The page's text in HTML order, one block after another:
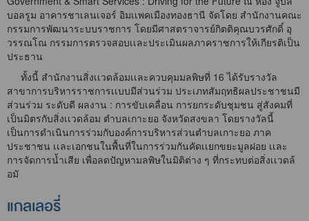
บอลรูม อาคารชาเลนเจอร์ อิมเเพคเมืองทองธานี จัดโดย สำนักงานคณะ
กรรมการพัฒนาระบบราชการ โดยมีศาสตราจารย์กิตติคุณบวรศักดิ์ อุ
วรรณโณ กรรมการตรวจสอบเเละประเมินผลภาคราชการให้เกียรติเป็น
ประธาน
ทั้งนี้ สำนักงานสิ่งเเวดล้อมเเละควบคุมมลพิษที่ 16 ได้รับรางวัล
สาขาการบริหารราชการเเบบมีส่วนร่วม ประเภทสัมฤทธิผลประชาชนมี
ส่วนร่วม ระดับดี ผลงาน : การขับเคลื่อน การยกระดับชุมชน สู่สังคมที่
เป็นมิตรกับสิ่งเเวดล้อม ตำบลเกาะยอ จังหวัดสงขลา โดยรางวัลนี้
เป็นการดำเนินการร่วมกับองค์การบริหารส่วนตำบลเกาะยอ ภาค
ประชาชน เเละเอกชนในพื้นที่ในการร่วมกันคัดเเยกขยะมูลฝอย เเละ
การจัดการน้ำเสีย เพื่อลดปัญหามลพิษในมิติต่าง ๆ ที่กระทบต่อสิ่งเเวดล้
อมั
แกลเลอรี่